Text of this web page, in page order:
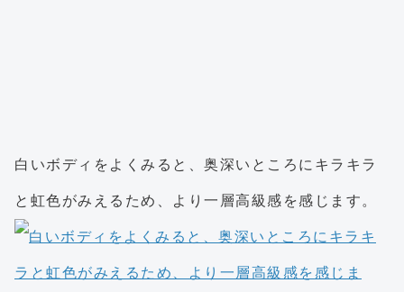
白いボディをよくみると、奥深いところにキラキラ
と虹色がみえるため、より一層高級感を感じます。